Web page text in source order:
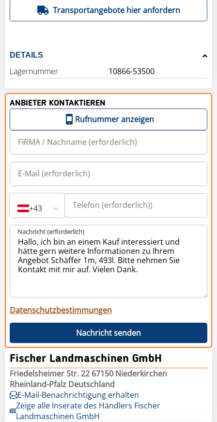
Transportangebote hier anfordern
DETAILS
Lagernummer 10866-53500
ANBIETER KONTAKTIEREN
Rufnummer anzeigen
+43
Nachricht (erforderlich)
Datenschutzbestimmungen
Nachricht senden
Fischer Landmaschinen GmbH
Friedelsheimer Str. 22 67150 Niederkirchen
Rheinland-Pfalz Deutschland
E-Mail-Benachrichtigung erhalten
Zeige alle Inserate des Händlers Fischer
Landmaschinen GmbH